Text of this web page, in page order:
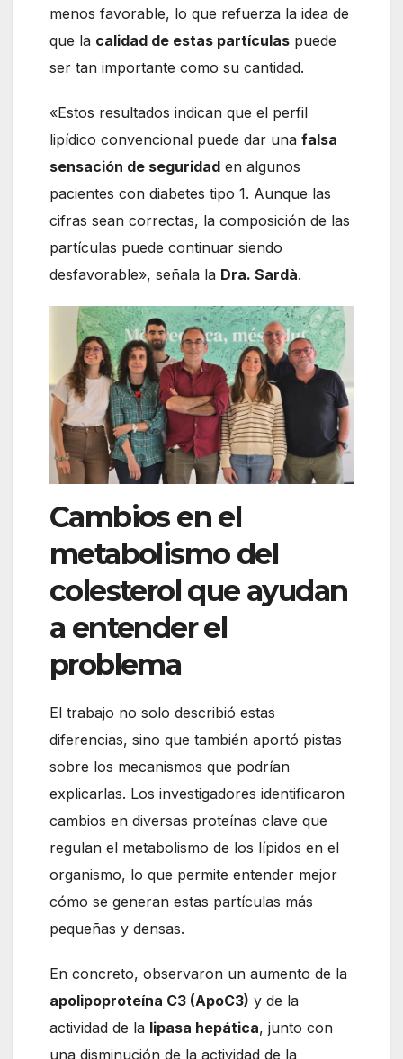
menos favorable, lo que refuerza la idea de
que la calidad de estas partículas puede
ser tan importante como su cantidad.
«Estos resultados indican que el perfil
lipídico convencional puede dar una falsa
sensación de seguridad en algunos
pacientes con diabetes tipo 1. Aunque las
cifras sean correctas, la composición de las
partículas puede continuar siendo
desfavorable», señala la Dra. Sardà.
Cambios en el
metabolismo del
colesterol que ayudan
a entender el
problema
El trabajo no solo describió estas
diferencias, sino que también aportó pistas
sobre los mecanismos que podrían
explicarlas. Los investigadores identificaron
cambios en diversas proteínas clave que
regulan el metabolismo de los lípidos en el
organismo, lo que permite entender mejor
cómo se generan estas partículas más
pequeñas y densas.
En concreto, observaron un aumento de la
apolipoproteína C3 (ApoC3) y de la
actividad de la lipasa hepática, junto con
una disminución de la actividad de la